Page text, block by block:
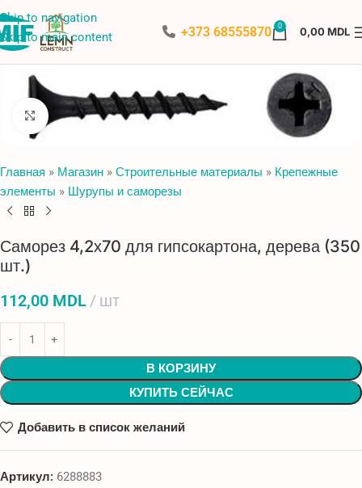
Skip to navigation
Skip to main content
+373 68555870 0 0,00MDL
Нажмите, чтобы увеличить
Главная » Магазин » Строительные материалы » Крепежные
элементы » Шурупы и саморезы
Саморез 4,2х70 для гипсокартона, дерева (350
шт.)
112,00 MDL шт
В КОРЗИНУ
КУПИТЬ СЕЙЧАС
Добавить в список желаний
Артикул: 6288883